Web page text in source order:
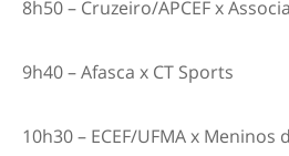
8h50 – Cruzeiro/APCEF x
9h40 – Afasca x CT Sports
10h30 – ECEF/UFMA x Meninos